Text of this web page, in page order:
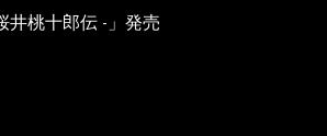
井桃十郎伝 -」発売